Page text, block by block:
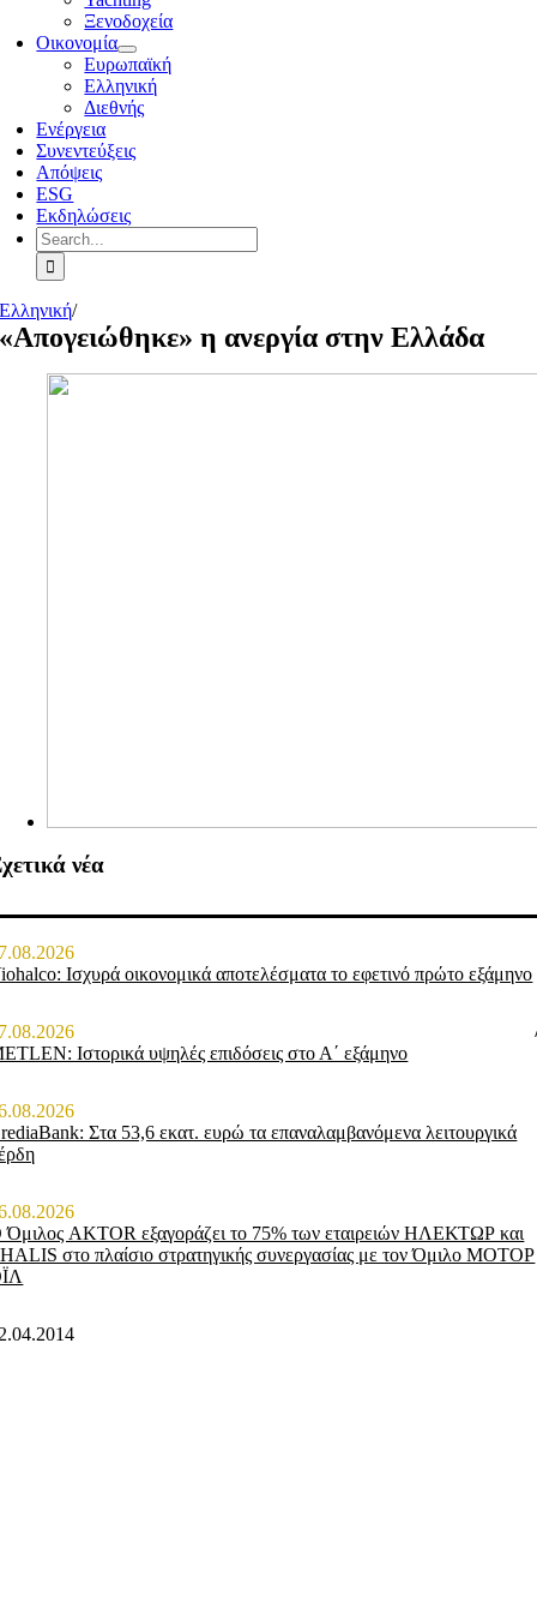
Ξενοδοχεία
Οικονομία
Ευρωπαϊκή
Ελληνική
Διεθνής
Ενέργεια
Συνεντεύξεις
Απόψεις
ESG
Εκδηλώσεις
Search
for:
Ελληνική/
«Απογειώθηκε» η ανεργία στην Ελλάδα
νέα
Ισχυρά οικονομικά αποτελέσματα το εφετινό πρώτο εξάμηνο
Ιστορικά υψηλές επιδόσεις στο Α΄ εξάμηνο
Στα 53,6 εκατ. ευρώ τα επαναλαμβανόμενα λειτουργικά
AKTOR εξαγοράζει το 75% των εταιρειών ΗΛΕΚΤΩΡ και
στο πλαίσιο στρατηγικής συνεργασίας με τον Όμιλο ΜΟΤΟΡ